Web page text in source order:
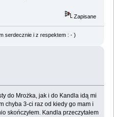
Zapisane
serdecznie i z respektem : - )
do Mrożka, jak i do Kandla idą mi
chyba 3-ci raz od kiedy go mam i
skończyłem. Kandla przeczytałem